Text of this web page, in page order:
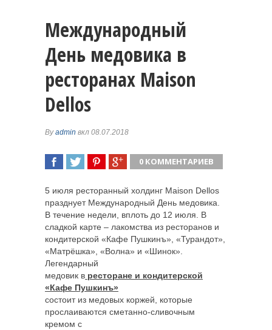
Международный
День медовика в
ресторанах Maison
Dellos
Byadmin вкл 08.07.2018
0 КОММЕНТАРИЕВ
5 июля ресторанный холдинг Maison Dellos
празднует Международный День медовика.
В течение недели, вплоть до 12 июля. В
сладкой карте – лакомства из ресторанов и
кондитерской «Кафе Пушкинъ», «Турандот»,
«Матрёшка», «Волна» и «Шинок».
Легендарный
медовик в ресторане и кондитерской
«Кафе Пушкинъ»
состоит из медовых коржей, которые
прослаиваются сметанно-сливочным
кремом с